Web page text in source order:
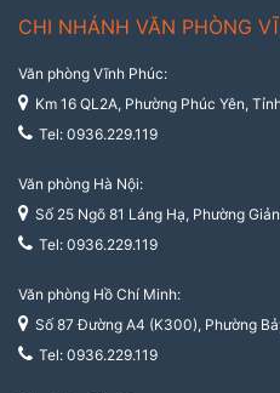
CHI NHÁNH VĂN PHÒNG
Văn phòng Vĩnh Phúc:
Km 16 QL2A, Phường Phúc Yên,
Tel: 0936.229.119
Văn phòng Hà Nội:
Số 25 Ngõ 81 Láng Hạ, Phường
Tel: 0936.229.119
Văn phòng Hồ Chí Minh:
Số 87 Đường A4 (K300), Phường
Tel: 0936.229.119